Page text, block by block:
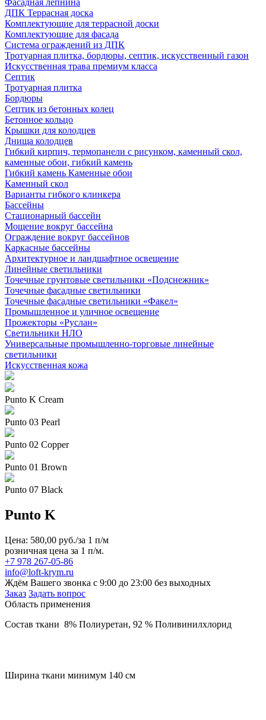
ДПК Террасная доска
Комплектующие для террасной доски
Комплектующие для фасада
Система ограждений из ДПК
Тротуарная плитка, бордюры, септик, искусственный газон
Искусственная трава премиум класса
Септик
Тротуарная плитка
Бордюры
Септик из бетонных колец
Бетонное кольцо
Крышки для колодцев
Днища колодцев
Гибкий кирпич, термопанели с рисунком, каменный скол,
каменные обои, гибкий камень
Гибкий камень Каменные обои
Каменный скол
Варианты гибкого клинкера
Бассейны
Стационарный бассейн
Мощение вокруг бассейна
Ограждение вокруг бассейнов
Каркасные бассейны
Архитектурное и ландшафтное освещение
Линейные светильники
Точечные грунтовые светильники «Подснежник»
Точечные фасадные светильники
Точечные фасадные светильники «Факел»
Промышленное и уличное освещение
Прожекторы «Руслан»
Светильники НЛО
Универсальные промышленно-торговые линейные
светильники
Искусственная кожа
Punto K Cream
Punto 03 Pearl
Punto 02 Copper
Punto 01 Brown
Punto 07 Black
Punto K
Цена: 580,00 руб./за 1 п/м
розничная цена за 1 п/м.
+7 978 267-05-86
info@loft-krym.ru
Ждём Вашего звонка с 9:00 до 23:00 без выходных
Заказ Задать вопрос
Область применения
Состав ткани 8% Полиуретан, 92 % Поливинилхлорид
Ширина ткани минимум 140 см